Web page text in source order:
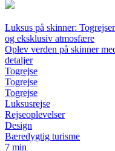
Luksus på skinner:
og eksklusiv atmosfære
Oplev verden på skinner
detaljer
Togrejse
Togrejse
Togrejse
Luksusrejse
Rejseoplevelser
Design
Bæredygtig turisme
7 min